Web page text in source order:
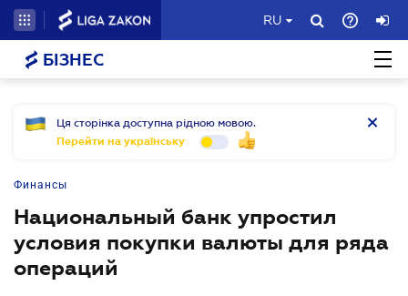
RU
БІЗНЕС
Ця сторінка доступна рідною мовою.
Перейти на українську
Финансы
Национальный банк упростил
условия покупки валюты для ряда
операций